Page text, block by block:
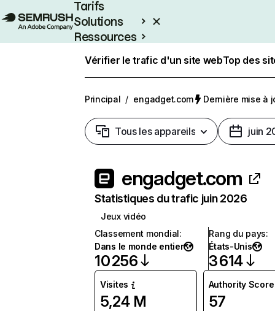
Tarifs
Solutions
Ressources
Vérifier le trafic d'un site webTop des
Principal / engadget.com Dernière mise à
Tous les appareils juin
engadget.com
Statistiques du trafic juin 2026
Jeux vidéo
Classement mondial:
Dans le monde entier
10 256
Rang du pays:
États-Unis
3 614
Visites
5,24 M
Authority Score
57